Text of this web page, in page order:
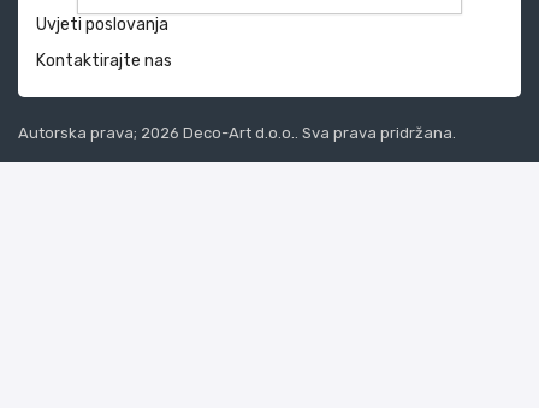
Uvjeti poslovanja
Kontaktirajte nas
Autorska prava; 2026 Deco-Art d.o.o.. Sva prava pridržana.